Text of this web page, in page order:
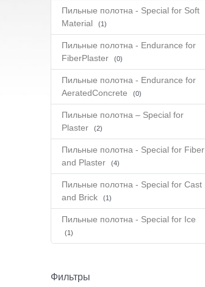
Пильные полотна - Special for Soft
Material
(1)
Пильные полотна - Endurance for
FiberPlaster
(0)
Пильные полотна - Endurance for
AeratedConcrete
(0)
Пильные полотна – Special for
Plaster
(2)
Пильные полотна - Special for Fiber
and Plaster
(4)
Пильные полотна - Special for Cast
and Brick
(1)
Пильные полотна - Special for Ice
(1)
Фильтры